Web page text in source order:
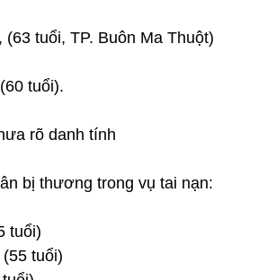
(63 tuổi, TP. Buôn Ma Thuột)
tuổi).
rõ danh tính
bị thương trong vụ tai nạn:
tuổi)
tuổi)